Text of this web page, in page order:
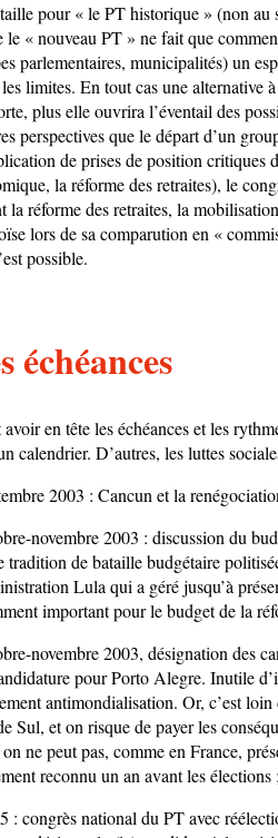
pour « le PT historique » (non au
le « nouveau PT » ne fait que
parlementaires, municipalités) un
limites. En tout cas une alternative
plus elle ouvrira l’éventail des
perspectives que le départ d’un
de prises de position critiques
la réforme des retraites), le
la réforme des retraites, la
lors de sa comparution en «
possible.
échéances
en tête les échéances et les
calendrier. D’autres, les luttes
2003 : Cancun et la
novembre 2003 : discussion du
tradition de bataille budgétaire
Lula qui a géré jusqu’à
important pour le budget de la
novembre 2003, désignation des
pour Porto Alegre. Inutile
antimondialisation. Or, c’est
Sul, et on risque de payer les
ne peut pas, comme en France,
reconnu un an avant les élections ;
: congrès national du PT avec